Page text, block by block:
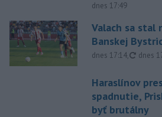
dnes 17:49
Valach sa stal
Banskej
dnes 17:14, dnes
Haraslínov
spadnutie,
byť brutálny